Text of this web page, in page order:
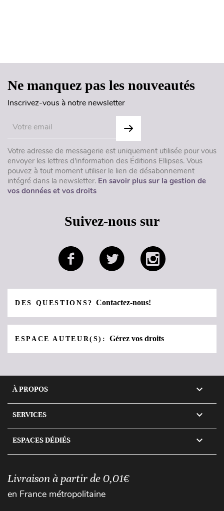
Ne manquez pas les nouveautés
Inscrivez-vous à notre newsletter
Votre adresse de messagerie est uniquement utilisée pour vous
envoyer les lettres d'information des Éditions Ellipses. Vous
pouvez à tout moment utiliser le lien de désabonnement
intégré dans la newsletter. En savoir plus sur la gestion de
vos données et vos droits
Suivez-nous sur
DES QUESTIONS?Contactez-nous!
ESPACE AUTEUR(S):Gérez vos droits
À PROPOS 
SERVICES 
ESPACES DÉDIÉS 
Livraison à partir de 0,01€
en France métropolitaine